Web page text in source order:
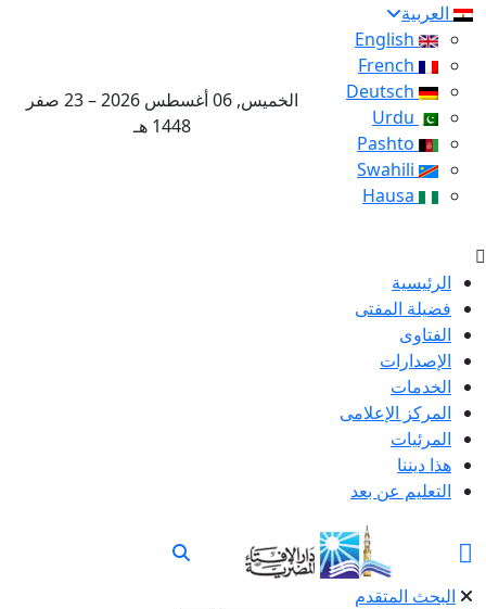
العربية
الخميس, 06 أغسطس 2026 – 23 صفر
1448 هـ
الرئيسية
فضيلة المفتى
الفتاوى
الإصدارات
الخدمات
المركز الإعلامى
المرئيات
هذا ديننا
التعليم عن بعد
البحث المتقدم